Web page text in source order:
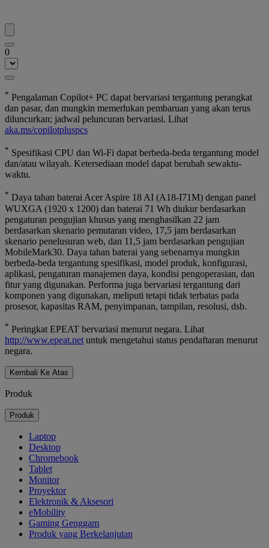
0
* Pengalaman Copilot+ PC dapat bervariasi tergantung perangkat
dan pasar, dan mungkin memerlukan pembaruan yang akan terus
diluncurkan; jadwal peluncuran bervariasi. Lihat
aka.ms/copilotpluspcs
* Spesifikasi CPU dan Wi-Fi dapat berbeda-beda tergantung model
dan/atau wilayah. Ketersediaan model dapat berubah sewaktu-
waktu.
* Daya tahan baterai Acer Aspire 18 AI (A18-I71M) dengan panel
WUXGA (1920 x 1200) dan baterai 71 Wh diukur berdasarkan
pengaturan pengujian khusus yang menghasilkan 22 jam
berdasarkan skenario pemutaran video, 17,5 jam berdasarkan
skenario penelusuran web, dan 11,5 jam berdasarkan pengujian
MobileMark30. Daya tahan baterai yang sebenarnya mungkin
berbeda-beda tergantung spesifikasi, model produk, konfigurasi,
aplikasi, pengaturan manajemen daya, kondisi pengoperasian, dan
fitur yang digunakan. Performa juga bervariasi tergantung dari
komponen yang digunakan, meliputi tetapi tidak terbatas pada
prosesor, kapasitas RAM, penyimpanan, tampilan, resolusi, dsb.
* Peringkat EPEAT bervariasi menurut negara. Lihat
http://www.epeat.net untuk mengetahui status pendaftaran menurut
negara.
Kembali Ke Atas
Produk
Produk
Laptop
Desktop
Chromebook
Tablet
Monitor
Proyektor
Elektronik & Aksesori
eMobility
Gaming Genggam
Produk yang Berkelanjutan